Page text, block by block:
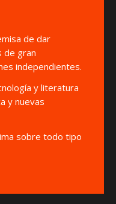
de dar
de gran
independientes.
y literatura
y nuevas
sobre todo tipo